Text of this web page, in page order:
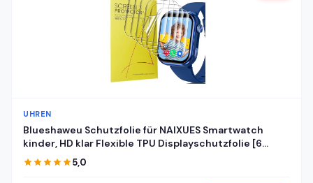
UHREN
Blueshaweu Schutzfolie für NAIXUES Smartwatch
kinder, HD klar Flexible TPU Displayschutzfolie [6
Stück] Kompatibel für NAIXUES 4G kinder GPS
Smartwatch (Transparenz)
5,0